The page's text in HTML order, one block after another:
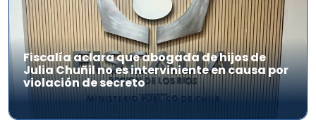
Fiscalía aclara que abogada de hijos de
Julia Chuñil no es interviniente en causa por
violación de secreto